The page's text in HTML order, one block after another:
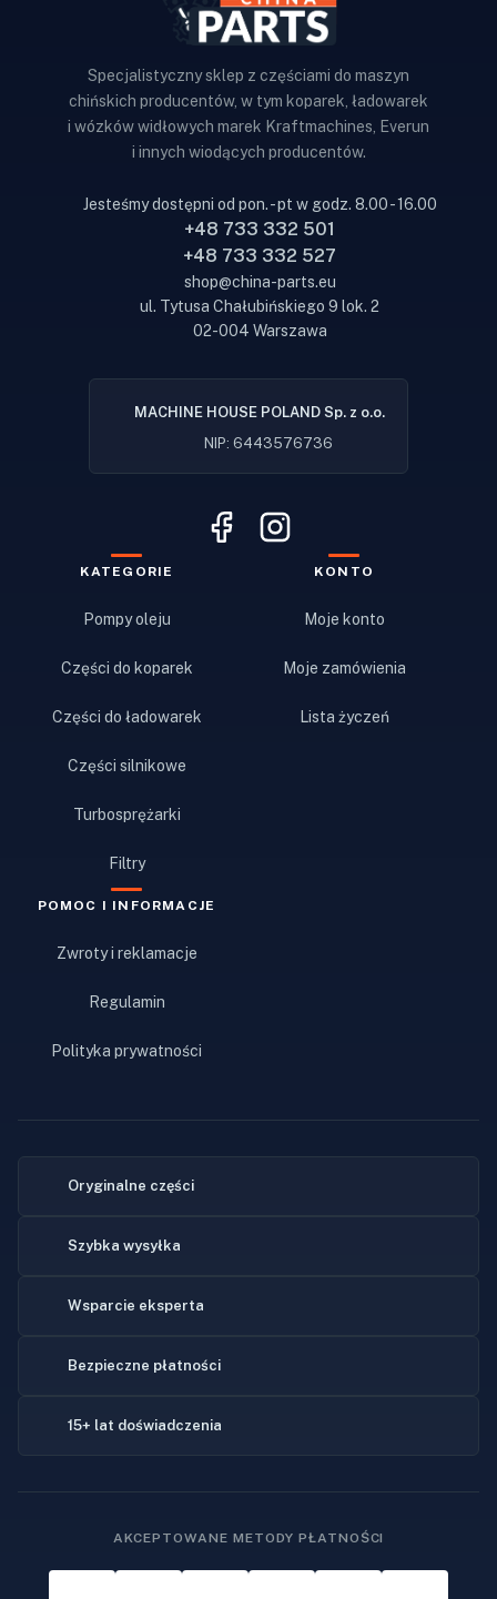
Specjalistyczny sklep z częściami do maszyn
chińskich producentów, w tym koparek, ładowarek
i wózków widłowych marek Kraftmachines, Everun
i innych wiodących producentów.
Jesteśmy dostępni od pon. - pt w godz. 8.00 - 16.00
+48 733 332 501
+48 733 332 527
shop@china-parts.eu
ul. Tytusa Chałubińskiego 9 lok. 2
02-004 Warszawa
MACHINE HOUSE POLAND Sp. z o.o.
NIP: 6443576736
KATEGORIE
Pompy oleju
Części do koparek
Części do ładowarek
Części silnikowe
Turbosprężarki
Filtry
KONTO
Moje konto
Moje zamówienia
Lista życzeń
POMOC I INFORMACJE
Zwroty i reklamacje
Regulamin
Polityka prywatności
Oryginalne części
Szybka wysyłka
Wsparcie eksperta
Bezpieczne płatności
15+ lat doświadczenia
AKCEPTOWANE METODY PŁATNOŚCI